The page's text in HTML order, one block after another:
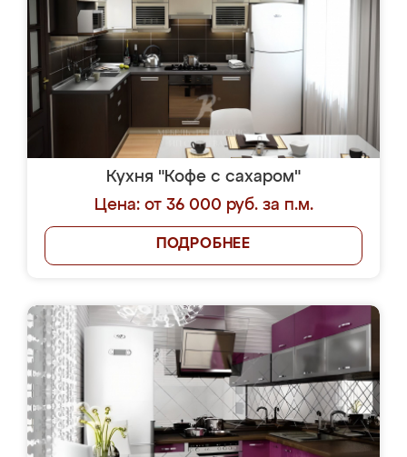
Кухня "Кофе с сахаром"
Цена: от 36 000 руб. за п.м.
ПОДРОБНЕЕ